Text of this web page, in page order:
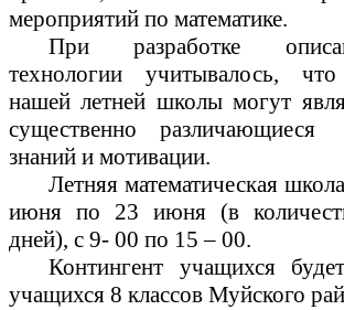
мероприятий по математике.
При разработке
технологии учитывалось,
нашей летней школы могут
существенно
знаний и мотивации.
Летняя математическая
июня по 23 июня (в
дней), с 9- 00 по 15 – 00.
Контингент учащихся
учащихся 8 классов Муйского